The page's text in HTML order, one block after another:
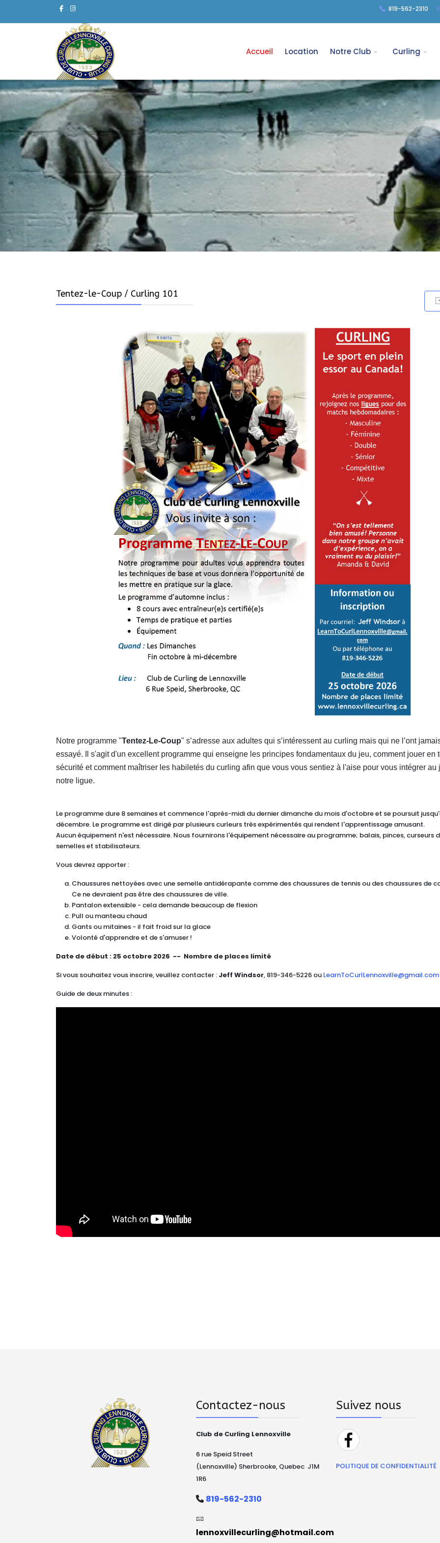
819-562-2310
Accueil Location Notre Club Curling
Tentez-le-Coup / Curling 101
Notre programme "Tentez-Le-Coup" s’adresse aux adultes qui s’intéressent au curling mais qui ne l’ont
essayé. Il s'agit d'un excellent programme qui enseigne les principes fondamentaux du jeu, comment jouer en
sécurité et comment maîtriser les habiletés du curling afin que vous vous sentiez à l'aise pour vous intégrer au
notre ligue.
Le programme dure 8 semaines et commence l'après-midi du dernier dimanche du mois d'octobre et se poursuit
décembre. Le programme est dirigé par plusieurs curleurs très expérimentés qui rendent l'apprentissage amusant.
Aucun équipement n'est nécessaire. Nous fournirons l'équipement nécessaire au programme; balais, pinces, curseurs
semelles et stabilisateurs.
Vous devrez apporter :
Chaussures nettoyées avec une semelle antidérapante comme des chaussures de tennis ou des chaussures de
Ce ne devraient pas être des chaussures de ville.
Pantalon extensible - cela demande beaucoup de flexion
Pull ou manteau chaud
Gants ou mitaines - il fait froid sur la glace
Volonté d'apprendre et de s'amuser !
Date de début : 25 octobre 2026 -- Nombre de places limité
Si vous souhaitez vous inscrire, veuillez contacter : Jeff Windsor, 819-346-5226 ou LearnToCurlLennoxville@gmail.com
Guide de deux minutes :
Contactez-nous
Club de Curling Lennoxville
6 rue Speid Street
(Lennoxville) Sherbrooke, Quebec J1M
1R6
819-562-2310
lennoxvillecurling@hotmail.com
Suivez nous
POLITIQUE DE CONFIDENTIALITÉ